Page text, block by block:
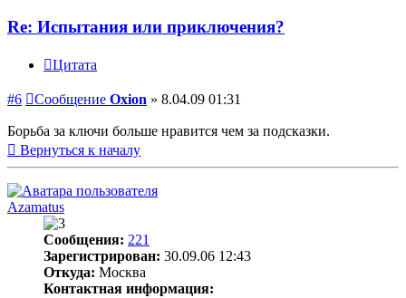
Re: Испытания или приключения?
Цитата
#6 Сообщение Oxion » 8.04.09 01:31
Борьба за ключи больше нравится чем за подсказки.
Вернуться к началу
Azamatus
Сообщения: 221
Зарегистрирован: 30.09.06 12:43
Откуда: Москва
Контактная информация: